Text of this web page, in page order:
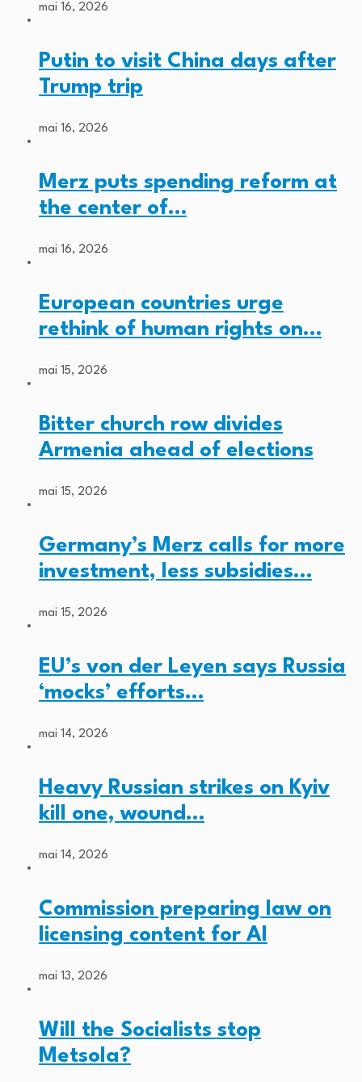
mai 16, 2026
Putin to visit China days after
Trump trip
mai 16, 2026
Merz puts spending reform at
the center of…
mai 16, 2026
European countries urge
rethink of human rights on…
mai 15, 2026
Bitter church row divides
Armenia ahead of elections
mai 15, 2026
Germany’s Merz calls for more
investment, less subsidies…
mai 15, 2026
EU’s von der Leyen says Russia
‘mocks’ efforts…
mai 14, 2026
Heavy Russian strikes on Kyiv
kill one, wound…
mai 14, 2026
Commission preparing law on
licensing content for AI
mai 13, 2026
Will the Socialists stop
Metsola?